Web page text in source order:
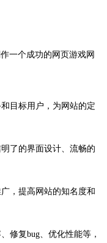
一个成功的网页游戏网
目标用户，为网站的定
了的界面设计、流畅的
，提高网站的知名度和
复bug、优化性能等，